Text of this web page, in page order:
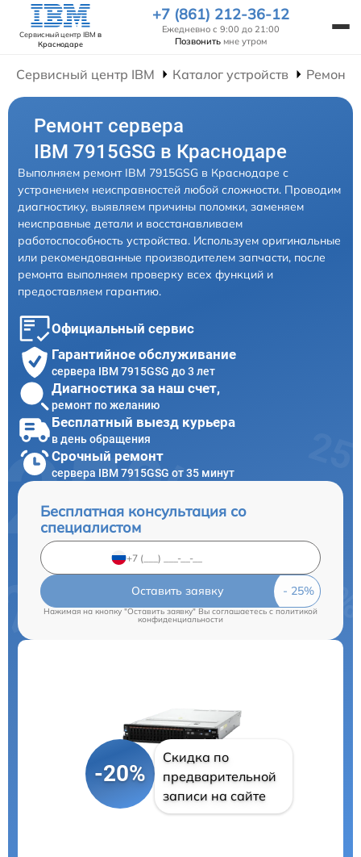
Сервисный центр IBM в
Краснодаре
+7 (861) 212-36-12
Ежедневно с 9:00 до 21:00
Позвонить мне утром
Сервисный центр IBM Каталог устройств Ремонт
Ремонт сервера
IBM 7915GSG в Краснодаре
Выполняем ремонт IBM 7915GSG в Краснодаре с
устранением неисправностей любой сложности. Проводим
диагностику, выявляем причины поломки, заменяем
неисправные детали и восстанавливаем
работоспособность устройства. Используем оригинальные
или рекомендованные производителем запчасти, после
ремонта выполняем проверку всех функций и
предоставляем гарантию.
Официальный сервис
Гарантийное обслуживание
сервера IBM 7915GSG до 3 лет
Диагностика за наш счет,
ремонт по желанию
Бесплатный выезд курьера
в день обращения
Срочный ремонт
сервера IBM 7915GSG от 35 минут
Бесплатная консультация со
специалистом
Оставить заявку
Нажимая на кнопку "Оставить заявку" Вы соглашаетесь c политикой
конфиденциальности
-20%
Скидка по
предварительной
записи на сайте